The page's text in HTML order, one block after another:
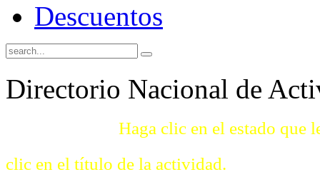
Descuentos
Directorio Nacional de
Haga clic en el estado que
clic en el título de la actividad.